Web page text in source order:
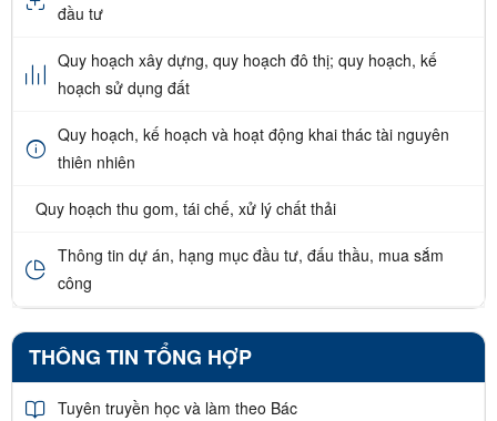
đầu tư
Quy hoạch xây dựng, quy hoạch đô thị; quy hoạch, kế
hoạch sử dụng đất
Quy hoạch, kế hoạch và hoạt động khai thác tài nguyên
thiên nhiên
Quy hoạch thu gom, tái chế, xử lý chất thải
Thông tin dự án, hạng mục đầu tư, đấu thầu, mua sắm
công
THÔNG TIN TỔNG HỢP
Tuyên truyền học và làm theo Bác